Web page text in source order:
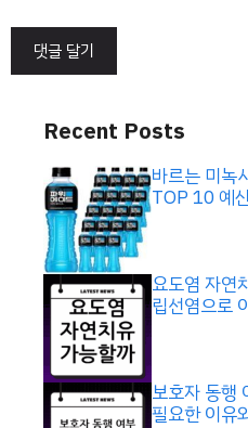
Recent Posts
바르는 미녹
TOP 10 예
요도염 자연
립선염으로
보호자 동행
필요한 이유